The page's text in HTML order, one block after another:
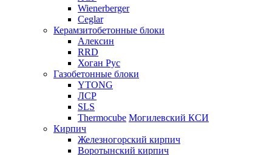
Wienerberger
Ceglar
Керамзитобетонные блоки
Алексин
RRD
Хоган Рус
Газобетонные блоки
YTONG
ЛСР
SLS
Thermocube Могилевский КСИ
Кирпич
Железногорский кирпич
Воротынский кирпич